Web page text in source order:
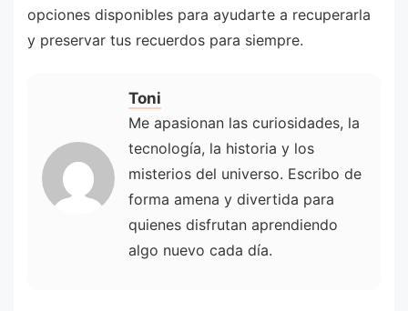
opciones disponibles para ayudarte a recuperarla
y preservar tus recuerdos para siempre.
Toni
Me apasionan las curiosidades, la
tecnología, la historia y los
misterios del universo. Escribo de
forma amena y divertida para
quienes disfrutan aprendiendo
algo nuevo cada día.